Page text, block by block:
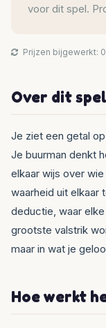
voor dit spel.
Prijzen bijgewerkt:
Over dit spel
Je ziet een getal
Je buurman denkt
elkaar wijs over
waarheid uit elkaar
deductie, waar
grootste valstrik
maar in wat je
Hoe werkt